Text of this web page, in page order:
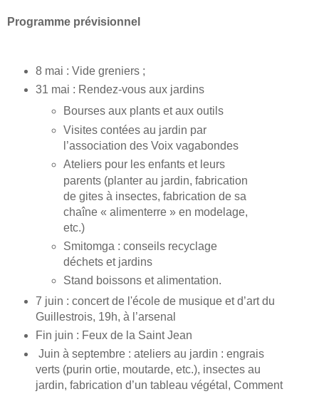
Programme prévisionnel
8 mai : Vide greniers ;
31 mai : Rendez-vous aux jardins
Bourses aux plants et aux outils
Visites contées au jardin par
l’association des Voix vagabondes
Ateliers pour les enfants et leurs
parents (planter au jardin, fabrication
de gites à insectes, fabrication de sa
chaîne « alimenterre » en modelage,
etc.)
Smitomga : conseils recyclage
déchets et jardins
Stand boissons et alimentation.
7 juin : concert de l'école de musique et d’art du
Guillestrois, 19h, à l’arsenal
Fin juin : Feux de la Saint Jean
Juin à septembre : ateliers au jardin : engrais
verts (purin ortie, moutarde, etc.), insectes au
jardin, fabrication d’un tableau végétal, Comment